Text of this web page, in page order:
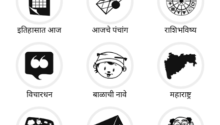
इतिहासात आज आजचे पंचांग राशिभविष्य
विचारधन बाळाची नावे महाराष्ट्र